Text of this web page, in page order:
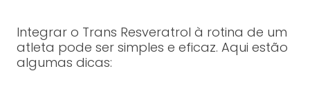
Integrar o Trans Resveratrol à rotina de um
atleta pode ser simples e eficaz. Aqui estão
algumas dicas: